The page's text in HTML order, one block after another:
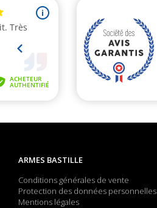
ARMES BASTILLE
Conditions générales de vente
Protection des données personnelles
Mentions légales